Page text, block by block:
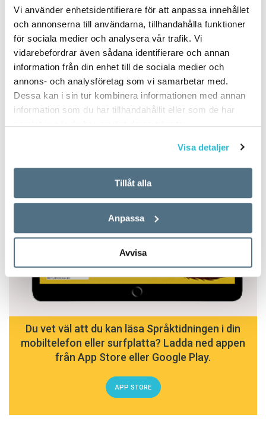
Vi använder enhetsidentifierare för att anpassa innehållet
och annonserna till användarna, tillhandahålla funktioner
för sociala medier och analysera vår trafik. Vi
vidarebefordrar även sådana identifierare och annan
information från din enhet till de sociala medier och
annons- och analysföretag som vi samarbetar med.
Dessa kan i sin tur kombinera informationen med annan
information som du har tillhandahållit eller som de har
samlat in när du har använt deras tjänster.
Visa detaljer
Tillåt alla
Anpassa
Avvisa
Du vet väl att du kan läsa Språktidningen i din
mobiltelefon eller surfplatta? Ladda ned appen
från App Store eller Google Play.
APP STORE